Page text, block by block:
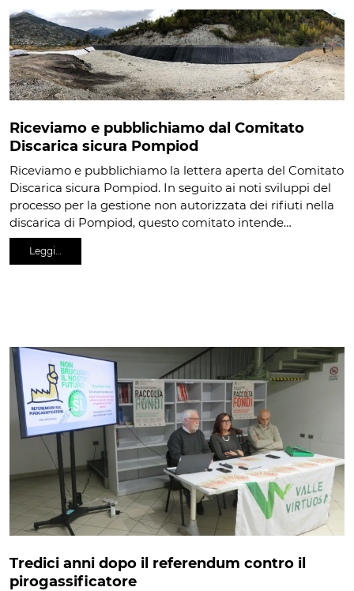
Riceviamo e pubblichiamo dal Comitato
Discarica sicura Pompiod
Riceviamo e pubblichiamo la lettera aperta del Comitato
Discarica sicura Pompiod. In seguito ai noti sviluppi del
processo per la gestione non autorizzata dei rifiuti nella
discarica di Pompiod, questo comitato intende…
Leggi…
Tredici anni dopo il referendum contro il
pirogassificatore